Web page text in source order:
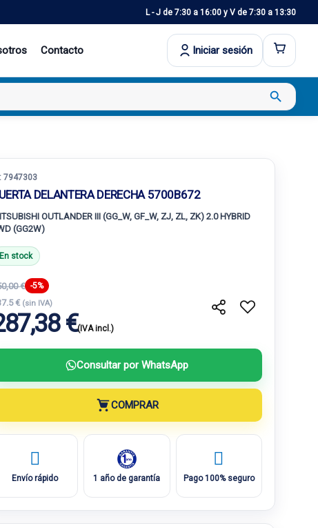
L - J de 7:30 a 16:00 y V de 7:30 a 13:30
Contacto Iniciar sesión
search
7947303
DELANTERA DERECHA 5700B672
OUTLANDER III (GG_W, GF_W, ZJ, ZL, ZK) 2.0 HYBRID
(GG2W)
En stock
€ -5%
€ (sin IVA)
€(IVA incl.)
Consultar por WhatsApp
COMPRAR
Envío rápido 1 año de garantía Pago 100% seguro